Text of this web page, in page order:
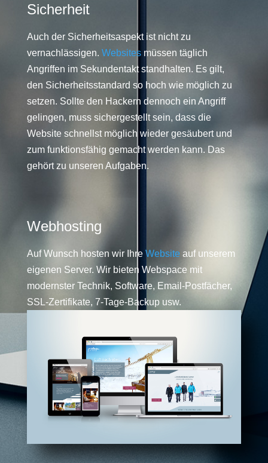
Sicherheit
Auch der Sicherheitsaspekt ist nicht zu
vernachlässigen. Websitesmüssen täglich
Angriffen im Sekundentakt standhalten. Es gilt,
den Sicherheitsstandard so hoch wie möglich zu
setzen. Sollte den Hackern dennoch ein Angriff
gelingen, muss sichergestellt sein, dass die
Website schnellst möglich wieder gesäubert und
zum funktionsfähig gemacht werden kann. Das
gehört zu unseren Aufgaben.
Webhosting
Auf Wunsch hosten wir Ihre Website auf unserem
eigenen Server. Wir bieten Webspace mit
modernster Technik, Software, Email-Postfächer,
SSL-Zertifikate, 7-Tage-Backup usw.